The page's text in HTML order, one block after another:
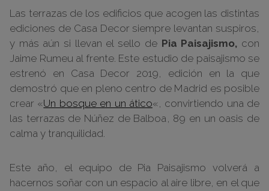
Las terrazas de los edificios que acogen las distintas
ediciones de Casa Decor siempre levantan suspiros,
y más aún si llevan el sello de Pia Paisajismo, con
Jaime Rumeu al frente. Este estudio de paisajismo se
estrenó en Casa Decor 2019, edición en la que
demostró que en pleno centro de Madrid es posible
crear «Un bosque en un ático«, convirtiendo una de
las terrazas de Núñez de Balboa, 89 en un oasis de
calma y tranquilidad.
Este año, el equipo de Pia Paisajismo volverá a
hacernos soñar con un espacio al aire libre, en el que